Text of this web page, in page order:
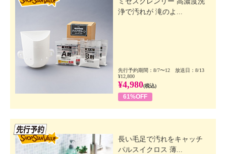
浄で汚れが 滝のよ...
先行予約期間：8/7〜12 放送日：8/13
¥12,800
¥4,980(税込)
61%OFF
長い毛足で汚れをキャッチ
パルスイクロス 薄...